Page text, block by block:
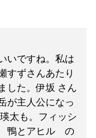
いですね。私は
すずさんあたり
した。伊坂 さん
が主人公になっ
太も。フィッシ
鴨とアヒル の